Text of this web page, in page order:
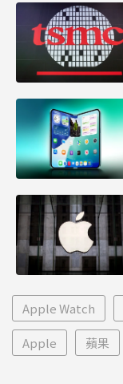
Apple Watch
Apple 蘋果